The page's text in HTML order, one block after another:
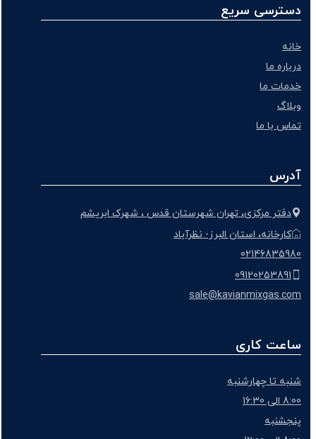
دسترسی سریع
خانه
درباره ما
خدمات ما
وبلاگ
تماس با ما
آدرس
دفتر مرکزی، تهران شهرستان قدس ، شهرک ابریشم
کارخانه، استان البرز- نظرآباد
02146835980
09120253891
sale@kavianmixgas.com
ساعت کاری
شنبه تا چهارشنبه
8:00 الی 16:30
پنجشنبه